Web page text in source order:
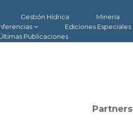
Gestión Hídrica Minería
Ediciones Especiales
Publicaciones
Partners